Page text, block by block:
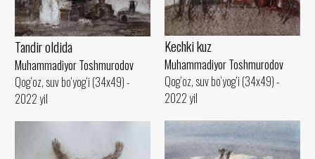
Tandir oldida
Muhammadiyor Toshmurodov
Qog‘oz, suv bo‘yog‘i (34x49) -
2022 yil
Kechki kuz
Muhammadiyor Toshmurodov
Qog‘oz, suv bo‘yog‘i (34x49) -
2022 yil